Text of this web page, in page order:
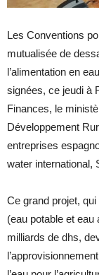
Les Conventions
mutualisée de
l’alimentation en
signées, ce jeudi à
Finances, le
Développement
entreprises
water international,
Ce grand projet,
(eau potable et eau
milliards de dhs,